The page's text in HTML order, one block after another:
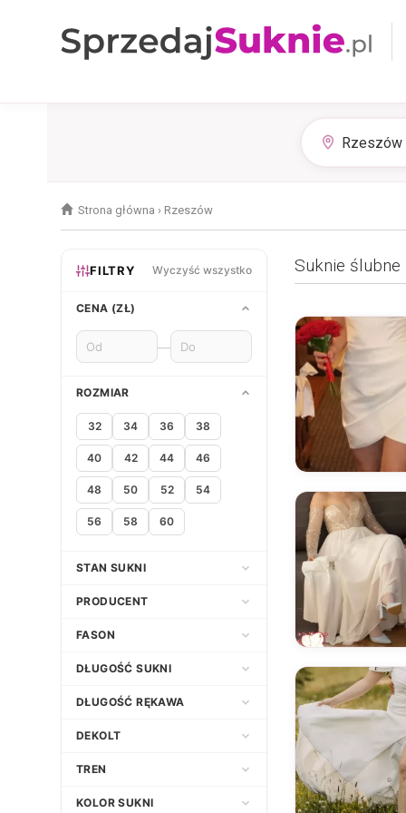
Strona główna › Rzeszów
Suknie ślubne
FILTRY Wyczyść wszystko
CENA (ZŁ)
—
ROZMIAR
32 34 36 38
40 42 44 46
48 50 52 54
56 58 60
STAN SUKNI
Nowa
PRODUCENT
Adria
Afrodyta
Agora
FASON
Empire
Klasyczny
Prosta
Syrena
DŁUGOŚĆ SUKNI
Asymetryczna
DŁUGOŚĆ RĘKAWA
3/4
DEKOLT
Dekolt amerykański
TREN
Bez trenu
KOLOR SUKNI